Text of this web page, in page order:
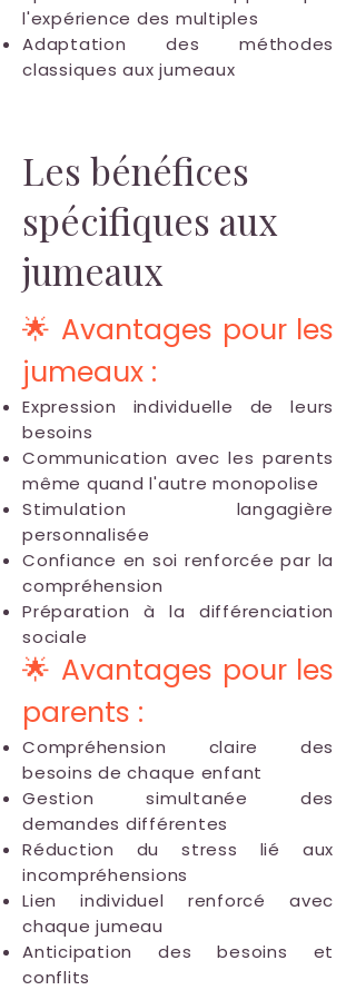
l'expérience des multiples
Adaptation des méthodes
classiques aux jumeaux
Les bénéfices
spécifiques aux
jumeaux
🌟 Avantages pour les
jumeaux :
Expression individuelle de leurs
besoins
Communication avec les parents
même quand l'autre monopolise
Stimulation langagière
personnalisée
Confiance en soi renforcée par la
compréhension
Préparation à la différenciation
sociale
🌟 Avantages pour les
parents :
Compréhension claire des
besoins de chaque enfant
Gestion simultanée des
demandes différentes
Réduction du stress lié aux
incompréhensions
Lien individuel renforcé avec
chaque jumeau
Anticipation des besoins et
conflits